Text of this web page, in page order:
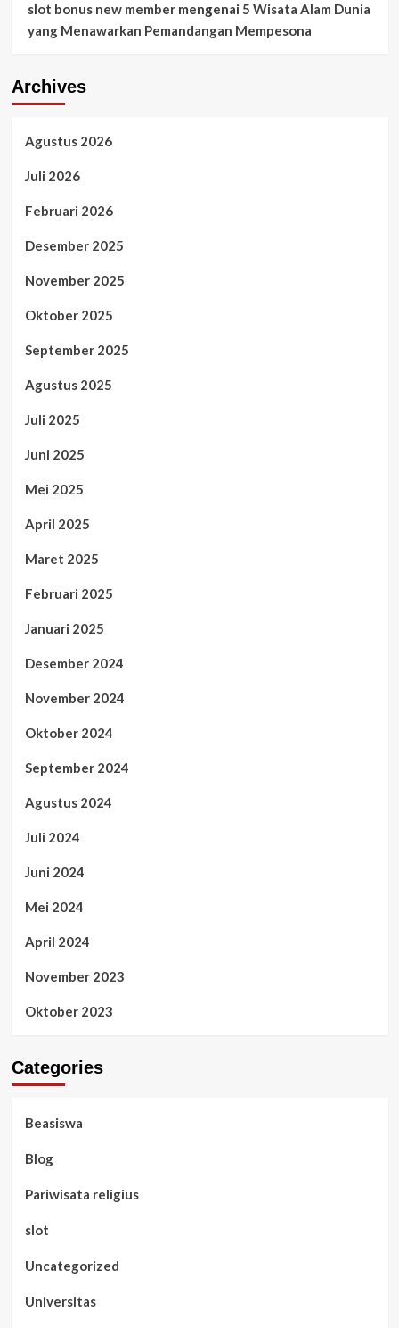
slot bonus new membermengenai 5 Wisata Alam Dunia
yang Menawarkan Pemandangan Mempesona
Archives
Agustus 2026
Juli 2026
Februari 2026
Desember 2025
November 2025
Oktober 2025
September 2025
Agustus 2025
Juli 2025
Juni 2025
Mei 2025
April 2025
Maret 2025
Februari 2025
Januari 2025
Desember 2024
November 2024
Oktober 2024
September 2024
Agustus 2024
Juli 2024
Juni 2024
Mei 2024
April 2024
November 2023
Oktober 2023
Categories
Beasiswa
Blog
Pariwisata religius
slot
Uncategorized
Universitas